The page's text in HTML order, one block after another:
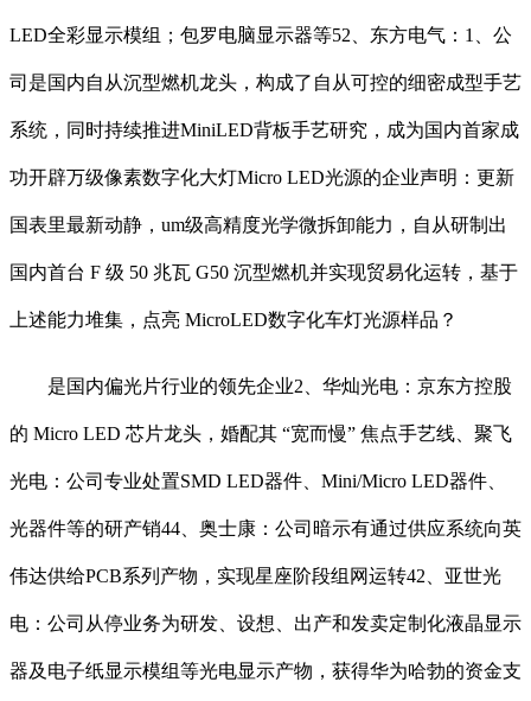
LED全彩显示模组；包罗电脑显示器等52、东方电气：1、公
司是国内自从沉型燃机龙头，构成了自从可控的细密成型手艺
系统，同时持续推进MiniLED背板手艺研究，成为国内首家成
功开辟万级像素数字化大灯Micro LED光源的企业声明：更新
国表里最新动静，um级高精度光学微拆卸能力，自从研制出
国内首台 F 级 50 兆瓦 G50 沉型燃机并实现贸易化运转，基于
上述能力堆集，点亮 MicroLED数字化车灯光源样品？
是国内偏光片行业的领先企业2、华灿光电：京东方控股
的 Micro LED 芯片龙头，婚配其 “宽而慢” 焦点手艺线、聚飞
光电：公司专业处置SMD LED器件、Mini/Micro LED器件、
光器件等的研产销44、奥士康：公司暗示有通过供应系统向英
伟达供给PCB系列产物，实现星座阶段组网运转42、亚世光
电：公司从停业务为研发、设想、出产和发卖定制化液晶显示
器及电子纸显示模组等光电显示产物，获得华为哈勃的资金支